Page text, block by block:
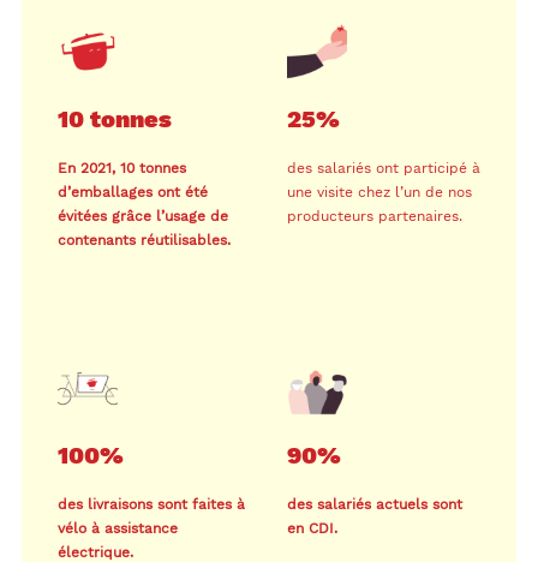
10 tonnes
En 2021, 10 tonnes
d’emballages ont été
évitées grâce l’usage de
contenants réutilisables.
25%
des salariés ont participé à
une visite chez l’un de nos
producteurs partenaires.
100%
des livraisons sont faites à
vélo à assistance
électrique.
90%
des salariés actuels sont
en CDI.